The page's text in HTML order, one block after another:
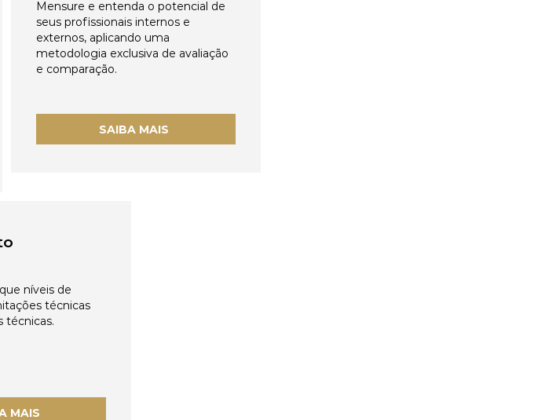
Mensure e entenda o potencial de
seus profissionais internos e
externos, aplicando uma
metodologia exclusiva de avaliação
e comparação.
SAIBA MAIS
níveis de
técnicas
técnicas.
MAIS